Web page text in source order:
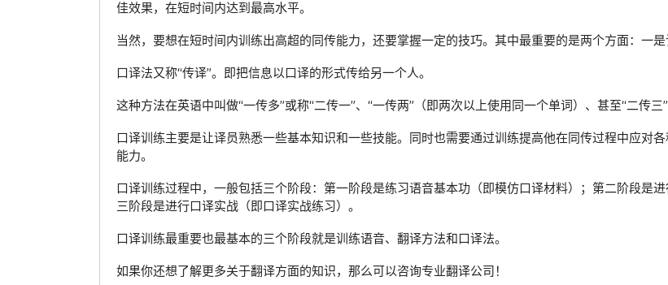
佳效果，在短时间内达到最高水平。
当然，要想在短时间内训练出高超的同传能力，还要掌握一定的技巧。其中最重要的是两个方面：一是
口译法又称“传译”。即把信息以口译的形式传给另一个人。
这种方法在英语中叫做“一传多”或称“二传一”、“一传两”（即两次以上使用同一个单词）、甚至“二传三
口译训练主要是让译员熟悉一些基本知识和一些技能。同时也需要通过训练提高他在同传过程中应对
能力。
口译训练过程中，一般包括三个阶段：第一阶段是练习语音基本功（即模仿口译材料）；第二阶段是
三阶段是进行口译实战（即口译实战练习）。
口译训练最重要也最基本的三个阶段就是训练语音、翻译方法和口译法。
如果你还想了解更多关于翻译方面的知识，那么可以咨询专业翻译公司！